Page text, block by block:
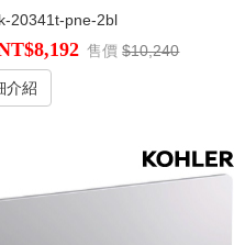
k-20341t-pne-2bl
售價 $10,240
介紹